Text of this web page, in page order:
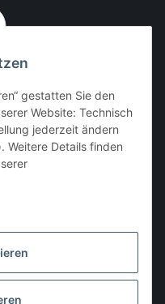
gestatten Sie den
Website: Technisch
jederzeit ändern
Weitere Details finden